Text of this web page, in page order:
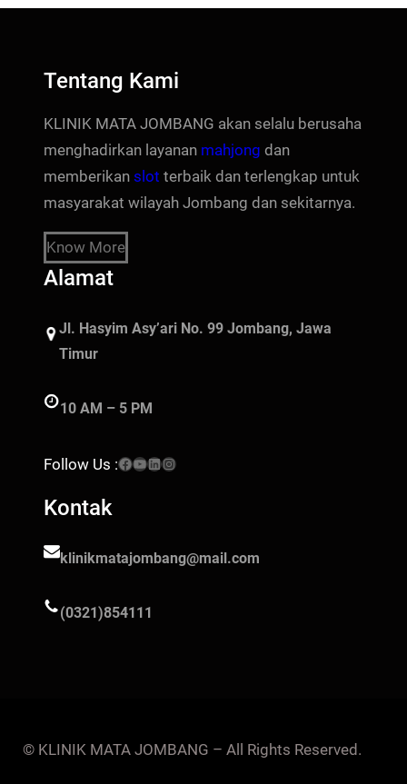
Tentang Kami
KLINIK MATA JOMBANG akan selalu berusaha
menghadirkan layanan mahjong dan
memberikan slot terbaik dan terlengkap untuk
masyarakat wilayah Jombang dan sekitarnya.
Know More
Alamat
Jl. Hasyim Asy’ari No. 99 Jombang, Jawa
Timur
10 AM – 5 PM
Follow Us :Facebook YouTube LinkedIn Instagram
Kontak
klinikmatajombang@mail.com
(0321)854111
© KLINIK MATA JOMBANG – All Rights Reserved.